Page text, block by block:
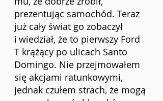
prezentując samochód. Teraz
już cały świat go zobaczył
i wiedział, że to pierwszy Ford
T krążący po ulicach Santo
Domingo. Nie przejmowałem
się akcjami ratunkowymi,
jednak czułem strach, że mogą